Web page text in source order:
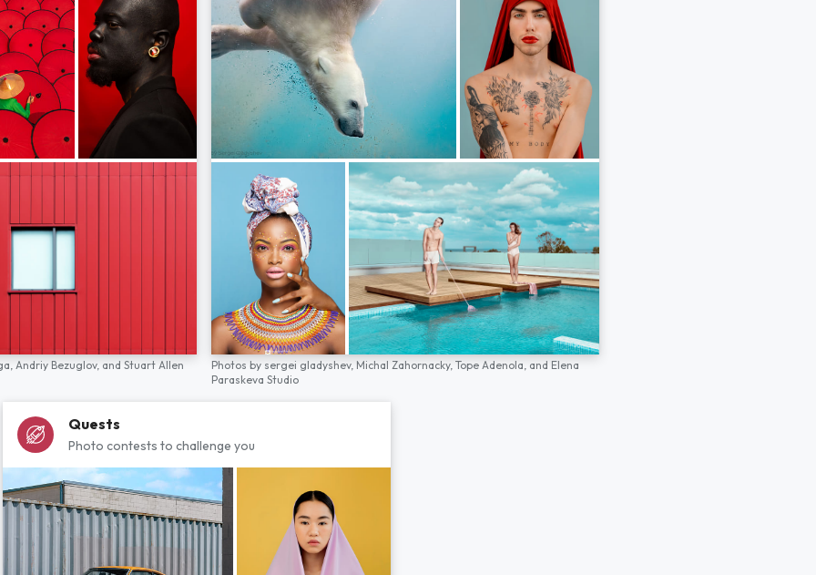
Andriy Bezuglov, and Stuart Allen Photos by sergei gladyshev, Michal Zahornacky, Tope Adenola, and Elena
Paraskeva Studio
Quests
Photo contests to challenge you